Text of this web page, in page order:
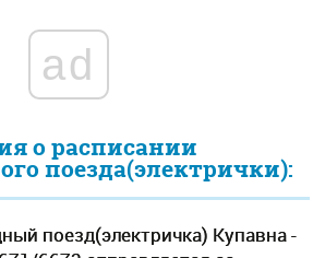
о расписании
поезда(электрички):
поезд(электричка) Купавна -
ad